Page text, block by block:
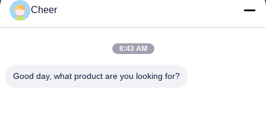
उत्पाद
हमारे बारे में
गुणवत्ता नियंत्रण
Cheer
8:43 AM
Good day, what product are you looking for?